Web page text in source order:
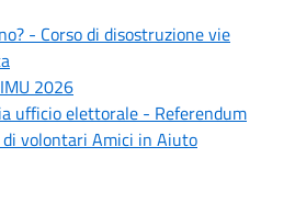
- Corso di disostruzione vie
2026
ufficio elettorale - Referendum
volontari Amici in Aiuto